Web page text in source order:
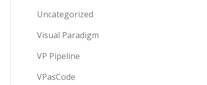
Uncategorized
Visual Paradigm
VP Pipeline
VPasCode